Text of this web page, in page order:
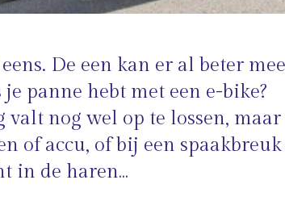
De een kan er al beter mee
panne hebt met een e-bike?
nog wel op te lossen, maar
of accu, of bij een spaakbreuk
in de haren…